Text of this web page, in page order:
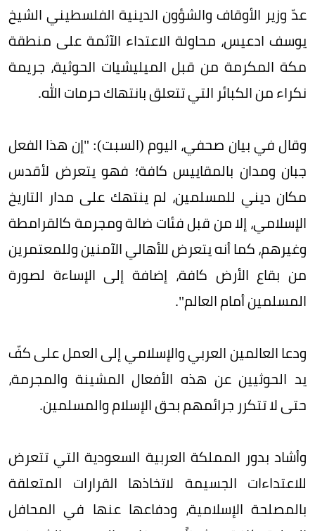
عدّ وزير الأوقاف والشؤون الدينية الفلسطيني الشيخ
يوسف ادعيس، محاولة الاعتداء الآثمة على منطقة
مكة المكرمة من قبل الميليشيات الحوثية، جريمة
نكراء من الكبائر التي تتعلق بانتهاك حرمات الله.
وقال في بيان صحفي، اليوم (السبت): "إن هذا الفعل
جبان ومدان بالمقاييس كافة؛ فهو يتعرض لأقدس
مكان ديني للمسلمين، لم ينتهك على مدار التاريخ
الإسلامي، إلا من قبل فئات ضالة ومجرمة كالقرامطة
وغيرهم، كما أنه يتعرض للأهالي الآمنين وللمعتمرين
من بقاع الأرض كافة، إضافة إلى الإساءة لصورة
المسلمين أمام العالم".
ودعا العالمين العربي والإسلامي إلى العمل على كفّ
يد الحوثيين عن هذه الأفعال المشينة والمجرمة،
حتى لا تتكرر جرائمهم بحق الإسلام والمسلمين.
وأشاد بدور المملكة العربية السعودية التي تتعرض
للاعتداءات الجسيمة لاتخاذها القرارات المتعلقة
بالمصلحة الإسلامية، ودفاعها عنها في المحافل